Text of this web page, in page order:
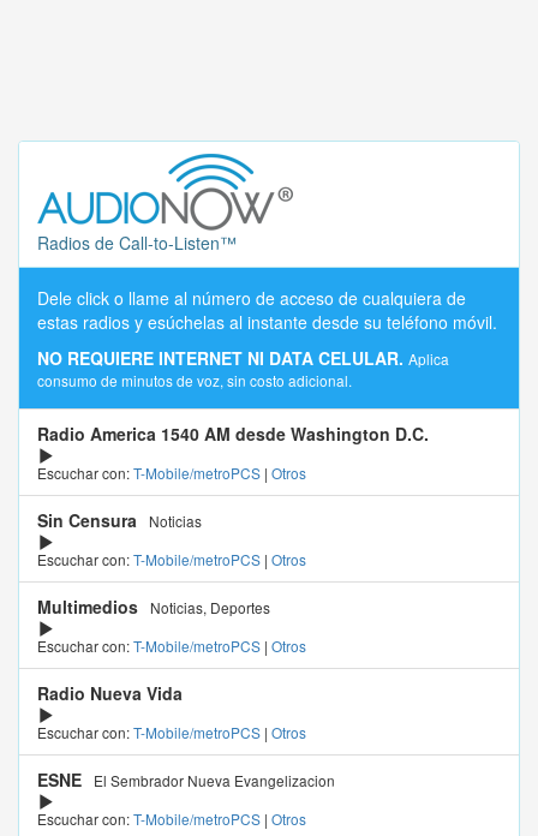
Radios de Call-to-Listen™
Dele click o llame al número de acceso de cualquiera de
estas radios y esúchelas al instante desde su teléfono móvil.
NO REQUIERE INTERNET NI DATA CELULAR. Aplica
consumo de minutos de voz, sin costo adicional.
Radio America 1540 AM desde Washington D.C.
Escuchar con:T-Mobile/metroPCS | Otros
Sin Censura
Noticias
Escuchar con:T-Mobile/metroPCS | Otros
Multimedios
Noticias, Deportes
Escuchar con:T-Mobile/metroPCS | Otros
Radio Nueva Vida
Escuchar con:T-Mobile/metroPCS | Otros
ESNE
El Sembrador Nueva Evangelizacion
Escuchar con:T-Mobile/metroPCS | Otros